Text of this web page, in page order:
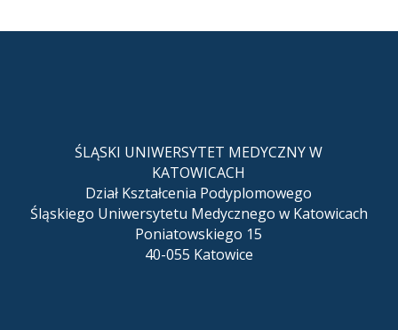
ŚLĄSKI UNIWERSYTET MEDYCZNY W
KATOWICACH
Dział Kształcenia Podyplomowego
Śląskiego Uniwersytetu Medycznego w Katowicach
Poniatowskiego 15
40-055 Katowice